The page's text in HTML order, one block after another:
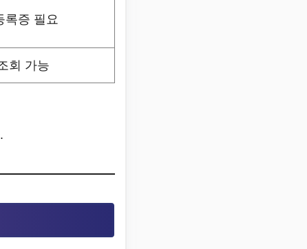
록증 필요
회 가능